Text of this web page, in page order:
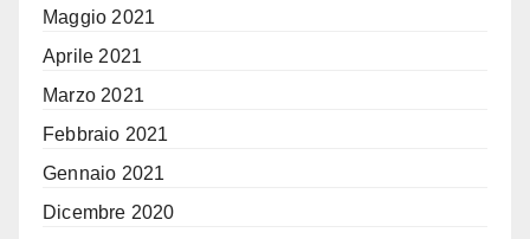
Maggio 2021
Aprile 2021
Marzo 2021
Febbraio 2021
Gennaio 2021
Dicembre 2020